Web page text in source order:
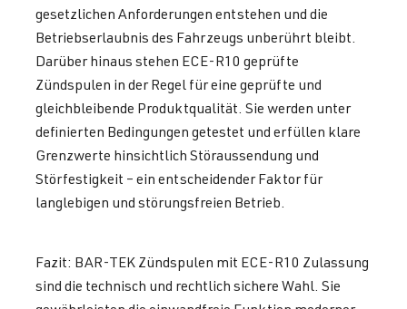
gesetzlichen Anforderungen entstehen und die
Betriebserlaubnis des Fahrzeugs unberührt bleibt.
Darüber hinaus stehen ECE-R10 geprüfte
Zündspulen in der Regel für eine geprüfte und
gleichbleibende Produktqualität. Sie werden unter
definierten Bedingungen getestet und erfüllen klare
Grenzwerte hinsichtlich Störaussendung und
Störfestigkeit – ein entscheidender Faktor für
langlebigen und störungsfreien Betrieb.
Fazit: BAR-TEK Zündspulen mit ECE-R10 Zulassung
sind die technisch und rechtlich sichere Wahl. Sie